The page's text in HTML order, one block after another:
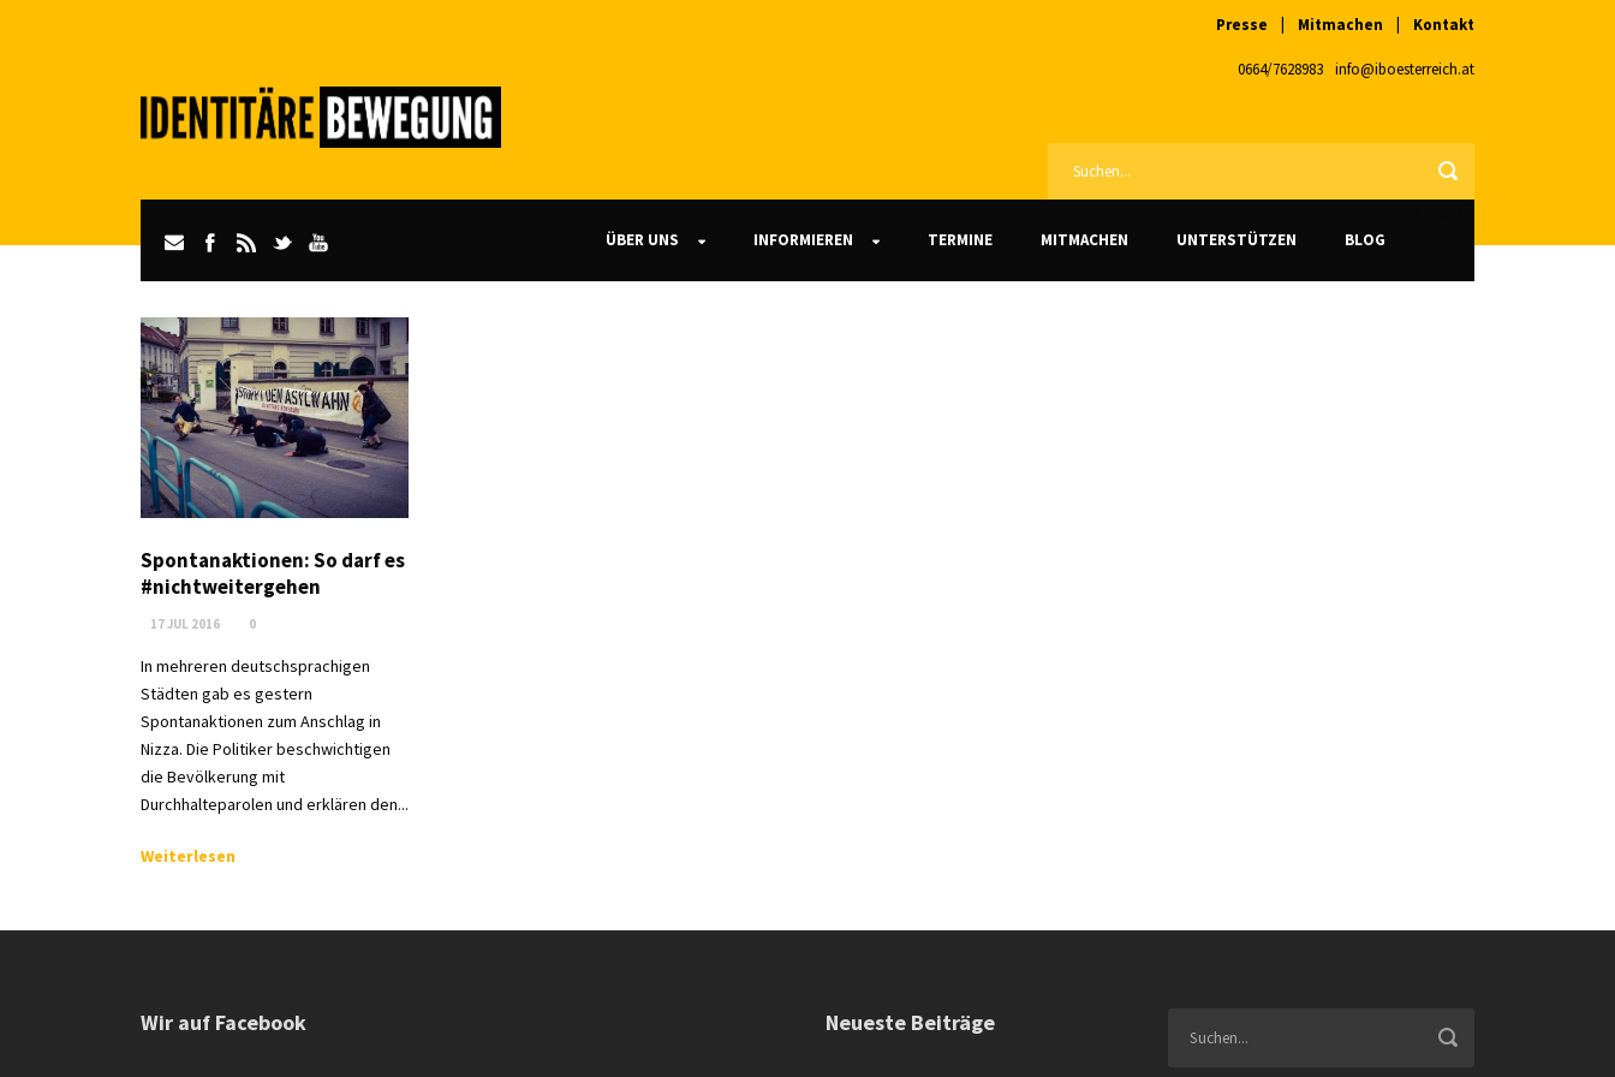
Presse Mitmachen Kontakt
0664/7628983 info@iboesterreich.at
ÜBER UNS INFORMIEREN TERMINE MITMACHEN UNTERSTÜTZEN BLOG
Spontanaktionen: So darf es
#nichtweitergehen
17 JUL 2016 0
In mehreren deutschsprachigen
Städten gab es gestern
Spontanaktionen zum Anschlag in
Nizza. Die Politiker beschwichtigen
die Bevölkerung mit
Durchhalteparolen und erklären den...
Weiterlesen
Wir auf Facebook Neueste Beiträge